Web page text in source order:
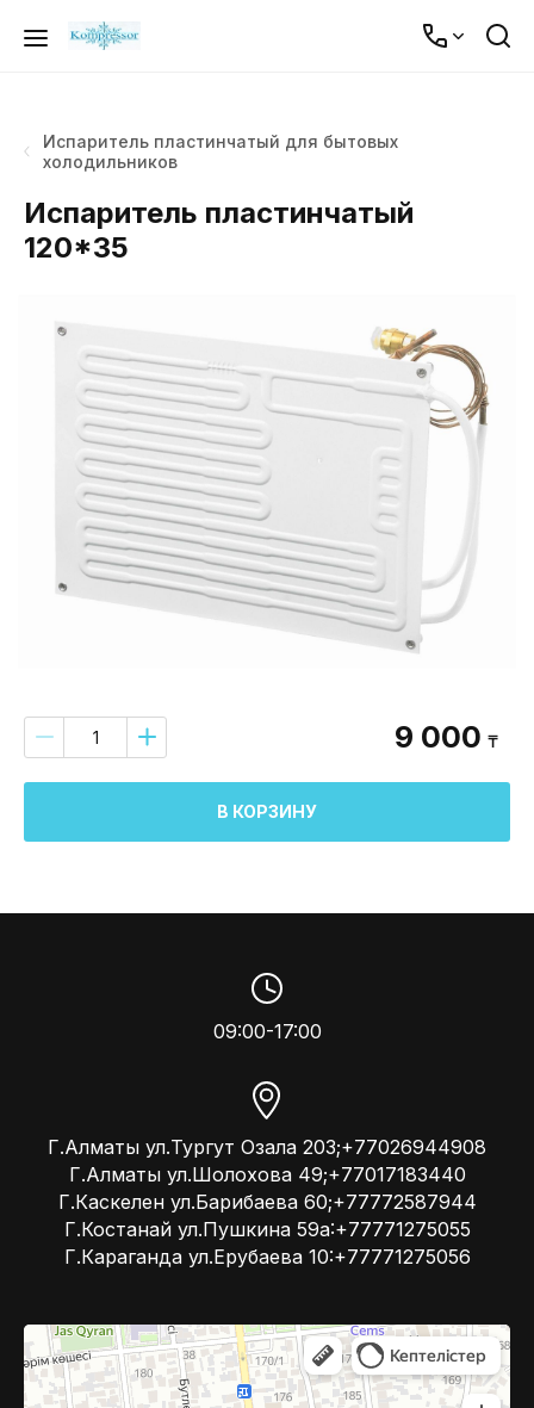
Испаритель пластинчатый для бытовых
холодильников
Испаритель пластинчатый
120*35
9 000 ₸
В КОРЗИНУ
09:00-17:00
Г.Алматы ул.Тургут Озала 203;+77026944908
Г.Алматы ул.Шолохова 49;+77017183440
Г.Каскелен ул.Барибаева 60;+77772587944
Г.Костанай ул.Пушкина 59а:+77771275055
Г.Караганда ул.Ерубаева 10:+77771275056
Kompressor
Компрессоры и компрессорное оборудование в Алматы
Системы вентиляции в Алматы